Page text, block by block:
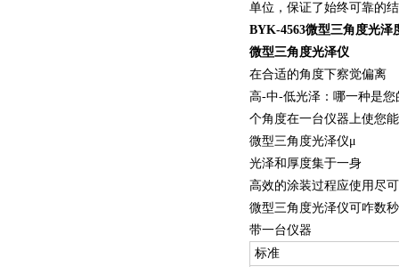
单位，保证了始终可靠的
BYK-4563微型三角度光泽
微型三角度光泽仪
在合适的角度下察觉偏离
高-中-低光泽：哪一种是您
个角度在一台仪器上使您
微型三角度光泽仪μ
光泽和厚度集于一身
高效的涂装过程应使用尽
微型三角度光泽仪可咋数
带一台仪
标准